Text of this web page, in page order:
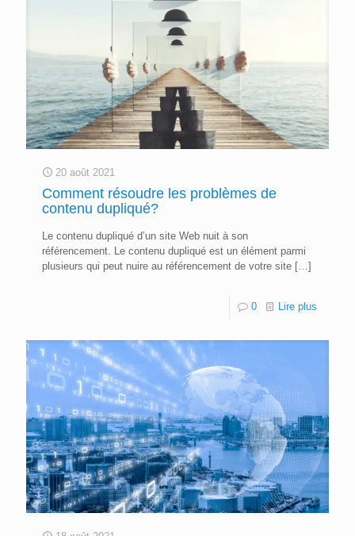
20 août 2021
Comment résoudre les problèmes de
contenu dupliqué?
Le contenu dupliqué d’un site Web nuit à son
référencement. Le contenu dupliqué est un élément parmi
plusieurs qui peut nuire au référencement de votre site […]
0 Lire plus